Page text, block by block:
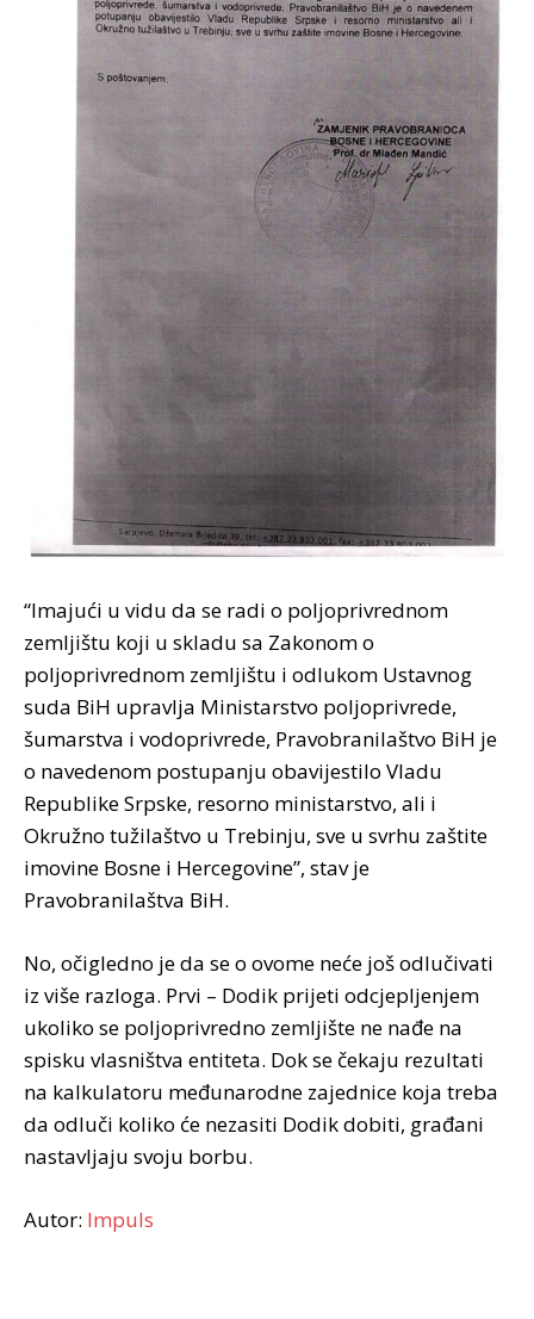
“Imajući u vidu da se radi o poljoprivrednom
zemljištu koji u skladu sa Zakonom o
poljoprivrednom zemljištu i odlukom Ustavnog
suda BiH upravlja Ministarstvo poljoprivrede,
šumarstva i vodoprivrede, Pravobranilaštvo BiH je
o navedenom postupanju obavijestilo Vladu
Republike Srpske, resorno ministarstvo, ali i
Okružno tužilaštvo u Trebinju, sve u svrhu zaštite
imovine Bosne i Hercegovine”, stav je
Pravobranilaštva BiH.
No, očigledno je da se o ovome neće još odlučivati
iz više razloga. Prvi – Dodik prijeti odcjepljenjem
ukoliko se poljoprivredno zemljište ne nađe na
spisku vlasništva entiteta. Dok se čekaju rezultati
na kalkulatoru međunarodne zajednice koja treba
da odluči koliko će nezasiti Dodik dobiti, građani
nastavljaju svoju borbu.
Autor: Impuls